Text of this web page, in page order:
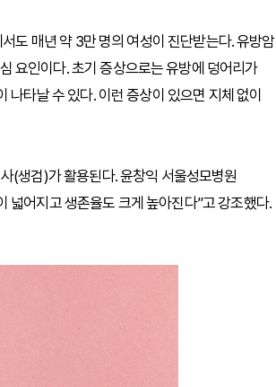
도 매년 약 3만 명의 여성이 진단받는다. 유방암
요인이다. 초기 증상으로는 유방에 덩어리가
나타날 수 있다. 이런 증상이 있으면 지체 없이
(생검)가 활용된다. 윤창익 서울성모병원
넓어지고 생존율도 크게 높아진다”고 강조했다.